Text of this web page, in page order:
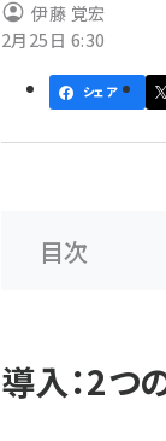
伊藤 覚宏
2月25日 6:30
シェア
目次
導入：2つ